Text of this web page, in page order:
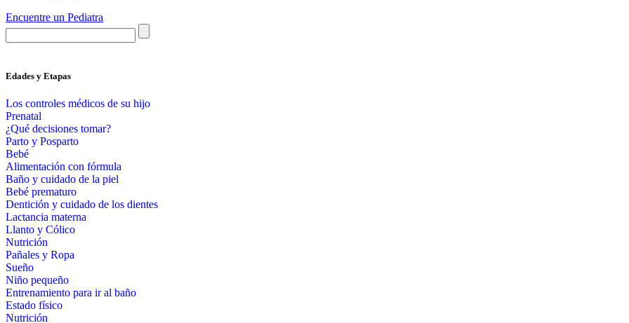
Encuentre un Pediatra
Edades y Etapas
Los controles médicos de su hijo
Prenatal
¿Qué decisiones tomar?
Parto y Posparto
Bebé
Alimentación con fórmula
Baño y cuidado de la piel
Bebé prematuro
Dentición y cuidado de los dientes
Lactancia materna
Llanto y Cólico
Nutrición
Pañales y Ropa
Sueño
Niño pequeño
Entrenamiento para ir al baño
Estado físico
Nutrición